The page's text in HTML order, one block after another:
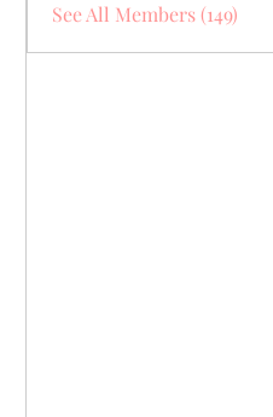
See All Members (149)